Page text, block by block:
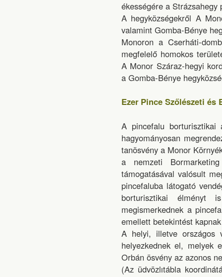
ékességére a
A hegyközségekről A
valamint Gomba-Bénye
Monoron a Cserháti-
megfelelő homokos
A Monor Száraz-hegyi
a Gomba-Bénye
Ezer Pince Szőlészeti és
A pincefalu
hagyományosan
tanösvény a Monor
a nemzeti
támogatásával valósult
pincefaluba látogató
borturisztikai élményt
megismerkednek a
emellett betekintést
A helyi, illetve országos
helyezkednek el, melyek
Orbán ösvény az azonos
(Az üdvözlıtábla